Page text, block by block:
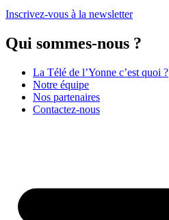
Inscrivez-vous à la newsletter
Qui sommes-nous ?
La Télé de l’Yonne c’est quoi ?
Notre équipe
Nos partenaires
Contactez-nous